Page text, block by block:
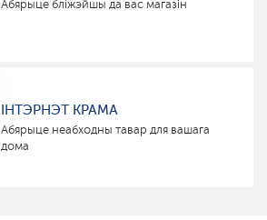
Абярыце бліжэйшы да вас магазін
ІНТЭРНЭТ КРАМА
Абярыце неабходны тавар для вашага
дома